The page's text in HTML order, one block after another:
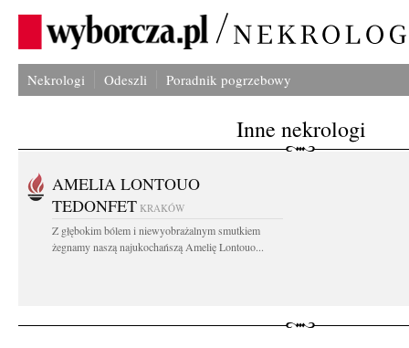
Nekrologi Odeszli Poradnik pogrzebowy
Inne nekrologi
AMELIA LONTOUO
TEDONFET KRAKÓW
Z głębokim bólem i niewyobrażalnym smutkiem
żegnamy naszą najukochańszą Amelię Lontouo...